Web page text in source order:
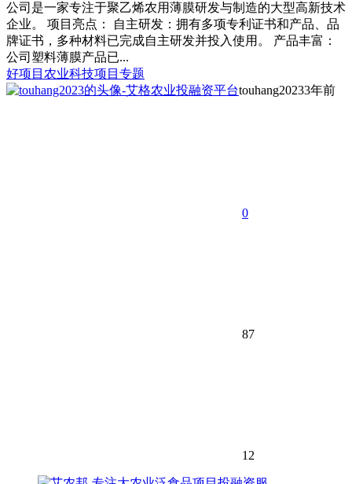
公司是一家专注于聚乙烯农用薄膜研发与制造的大型高新技术
企业。 项目亮点： 自主研发：拥有多项专利证书和产品、品
牌证书，多种材料已完成自主研发并投入使用。 产品丰富：
公司塑料薄膜产品已...
好项目 农业科技项目专题
touhang20233年前
0
87
12